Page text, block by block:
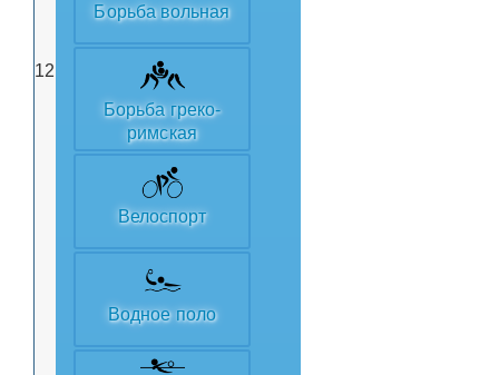
12
Борьба вольная
Борьба греко-
римская
Велоспорт
Водное поло